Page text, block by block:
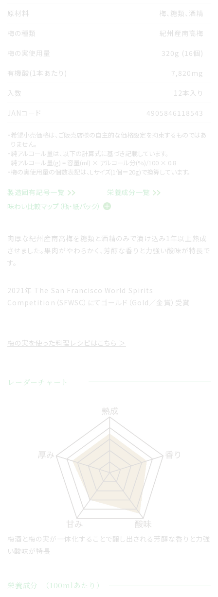
原材料 梅、糖類、酒精
梅の種類 紀州産南高梅
梅の実使用量 320g (16個)
有機酸(1本あたり) 7,820mg
入数 12本入り
JANコード 4905846118543
・希望小売価格は、ご販売店様の自主的な価格設定を拘束するものではあ
りません。
・純アルコール量は、以下の計算式に基づき記載しています。
純アルコール量(g) = 容量(ml) × アルコール分(%)/100 × 0.8
・梅の実使用量の個数表記は、Lサイズ(1個＝20g)で換算しています。
製造固有記号一覧
栄養成分一覧
味わい比較マップ（瓶・紙パック）
肉厚な紀州産南高梅を糖類と酒精のみで漬け込み1年以上熟成
させました。果肉がやわらかく、芳醇な香りと力強い酸味が特長で
す。
2021年 The San Francisco World Spirits
Competition（SFWSC）にてゴールド（Gold／金賞）受賞
梅の実を使った料理レシピはこちら ＞
レーダーチャート
梅酒と梅の実が一体化することで醸し出される芳醇な香りと力強
い酸味が特長
栄養成分 （100mlあたり）